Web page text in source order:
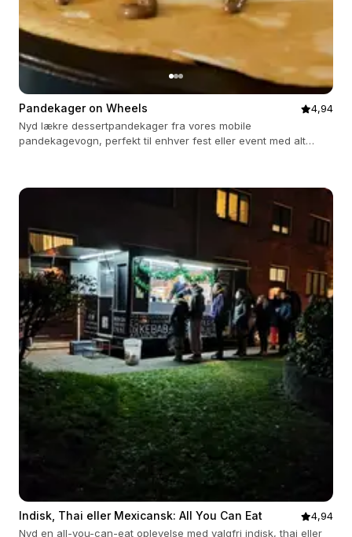
Pandekager on Wheels
4,94
Nyd lækre dessertpandekager fra vores mobile
pandekagevogn, perfekt til enhver fest eller event med alt
Indisk, Thai eller Mexicansk: All You Can Eat
4,94
Nyd en all-you-can-eat oplevelse med valgfri indisk, thai eller